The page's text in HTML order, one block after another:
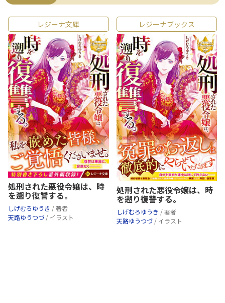
レジーナ文庫
処刑された悪役令嬢は、時
を遡り復讐する。
しげむろゆうき / 著者
天路ゆうつづ / イラスト
レジーナブックス
処刑された悪役令嬢は、時
を遡り復讐する。
しげむろゆうき / 著者
天路ゆうつづ / イラスト